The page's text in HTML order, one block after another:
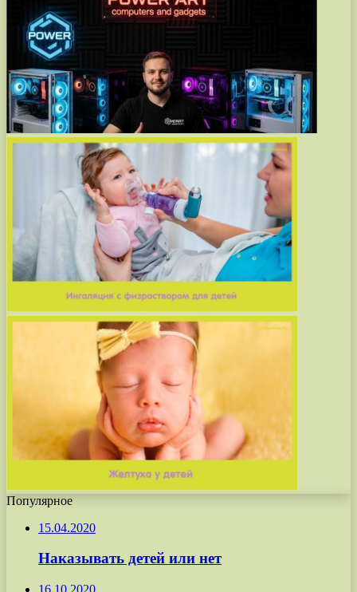
Популярное
15.04.2020
Наказывать детей или нет